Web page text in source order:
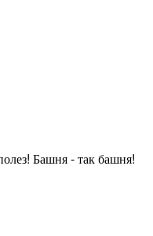
Башня - так башня!